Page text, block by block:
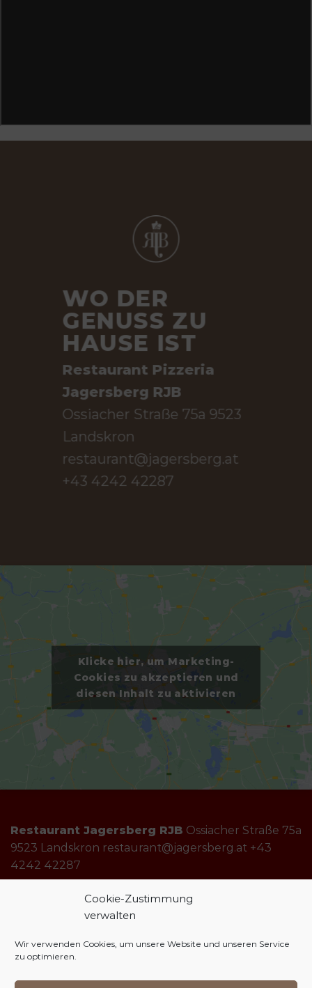
Cookie-Zustimmung
verwalten
Wir verwenden Cookies, um unsere Website und unseren Service
zu optimieren.
WO DER
GENUSS ZU
HAUSE IST
Restaurant Pizzeria
Jagersberg RJB
Ossiacher Straße 75a 9523
Landskron
restaurant@jagersberg.at
+43 4242 42287
Klicke hier, um Marketing-
Cookies zu akzeptieren und
diesen Inhalt zu aktivieren
Restaurant Jagersberg RJB Ossiacher Straße 75a
9523 Landskron restaurant@jagersberg.at +43
4242 42287
KücheDienstag bis Sonntag 11:00-21:00